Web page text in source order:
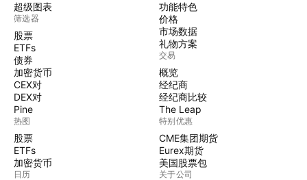
超级图表
筛选器
股票
ETFs
债券
加密货币
CEX对
DEX对
Pine
热图
股票
ETFs
加密货币
日历
功能特色
价格
市场数据
礼物方案
交易
概览
经纪商
经纪商比较
The Leap
特别优惠
CME集团期货
Eurex期货
美国股票包
关于公司